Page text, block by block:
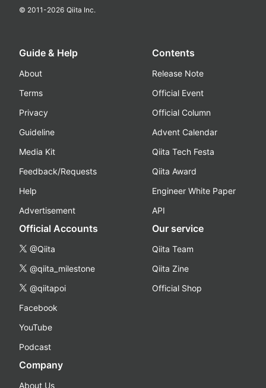
© 2011-2026 Qiita Inc.
Guide & Help
About
Terms
Privacy
Guideline
Media Kit
Feedback/Requests
Help
Advertisement
Contents
Release Note
Official Event
Official Column
Advent Calendar
Qiita Tech Festa
Qiita Award
Engineer White Paper
API
Official Accounts
@Qiita
@qiita_milestone
@qiitapoi
Facebook
YouTube
Podcast
Our service
Qiita Team
Qiita Zine
Official Shop
Company
About Us